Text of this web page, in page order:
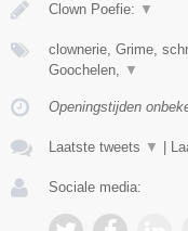
Clown Poefie: ▼
clownerie, Grime,
Goochelen, ▼
Openingstijden
Laatste tweets ▼
Sociale media: